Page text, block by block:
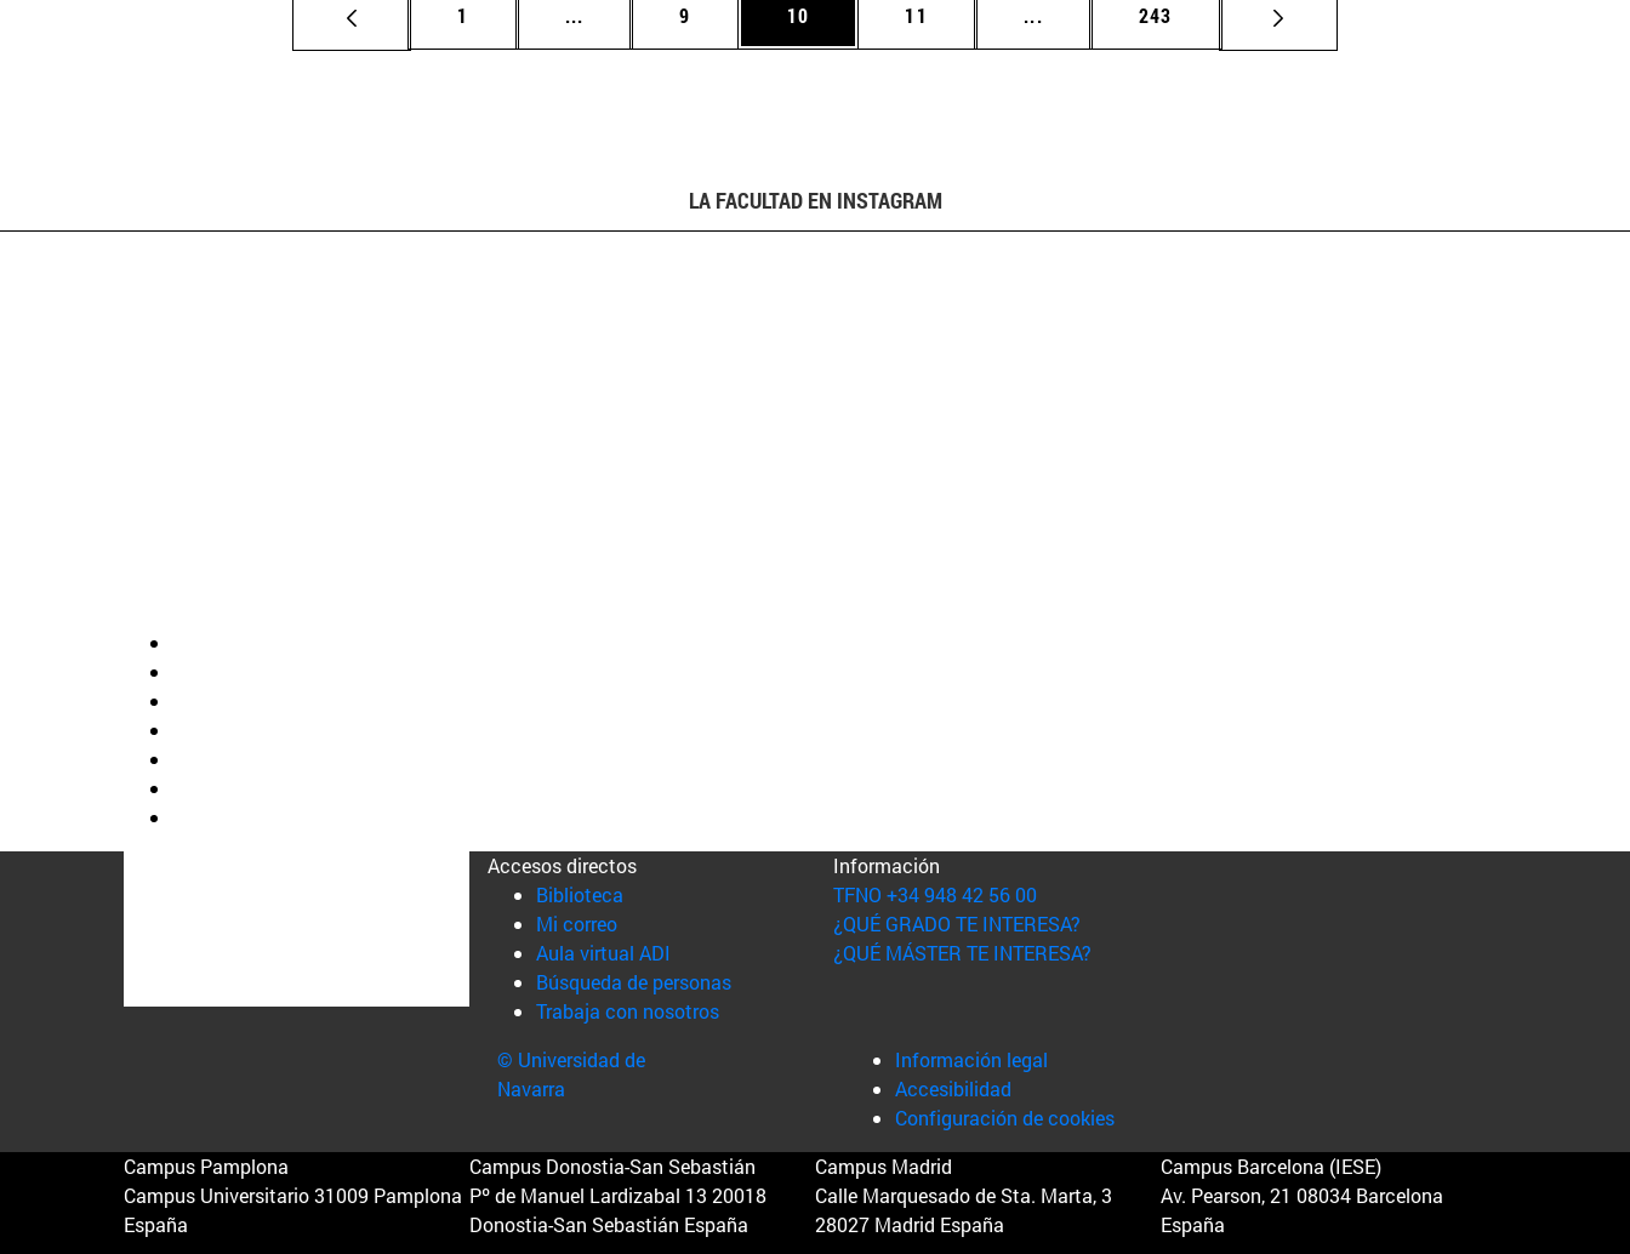
Página
1 ... Páginas intermedias Use TAB para desplazarse.
Página
9 Página
10 Página
11 ... Páginas intermedias Use TAB para desplazarse.
Página
243
LA FACULTAD EN INSTAGRAM
Accesos directos
Biblioteca (abre en nueva ventana)
Mi correo(abre en nueva ventana)
Aula virtual ADI (abre en nueva ventana)
Búsqueda de personas(abre en nueva ventana)
Trabaja con nosotros(abre en nueva ventana)
Información
TFNO +34 948 42 56 00
¿QUÉ GRADO TE INTERESA?
¿QUÉ MÁSTER TE INTERESA?
© Universidad de
Navarra
Información legal
Accesibilidad
Configuración de cookies
Campus Pamplona
Campus Universitario 31009 Pamplona
España
Campus Donostia-San Sebastián
Pº de Manuel Lardizabal 13 20018
Donostia-San Sebastián España
Campus Madrid
Calle Marquesado de Sta. Marta, 3
28027 Madrid España
Campus Barcelona (IESE)
Av. Pearson, 21 08034 Barcelona
España